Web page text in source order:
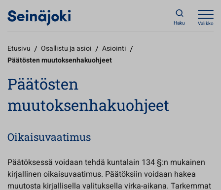
Haku Valikko
Etusivu / Osallistu ja asioi / Asiointi /
Päätösten muutoksenhakuohjeet
Päätösten
muutoksenhakuohjeet
Oikaisuvaatimus
Päätöksessä voidaan tehdä kuntalain 134 §:n mukainen
kirjallinen oikaisuvaatimus. Päätöksiin voidaan hakea
muutosta kirjallisella valituksella virka-aikana. Tarkemmat